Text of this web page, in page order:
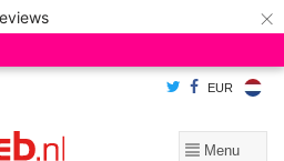
×
EUR
te verbeteren. Is dat akkoord?
Ja